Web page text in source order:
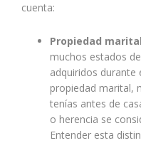
cuenta:
Propiedad
muchos estados
adquiridos durante
propiedad marital,
tenías antes de
o herencia se
Entender esta